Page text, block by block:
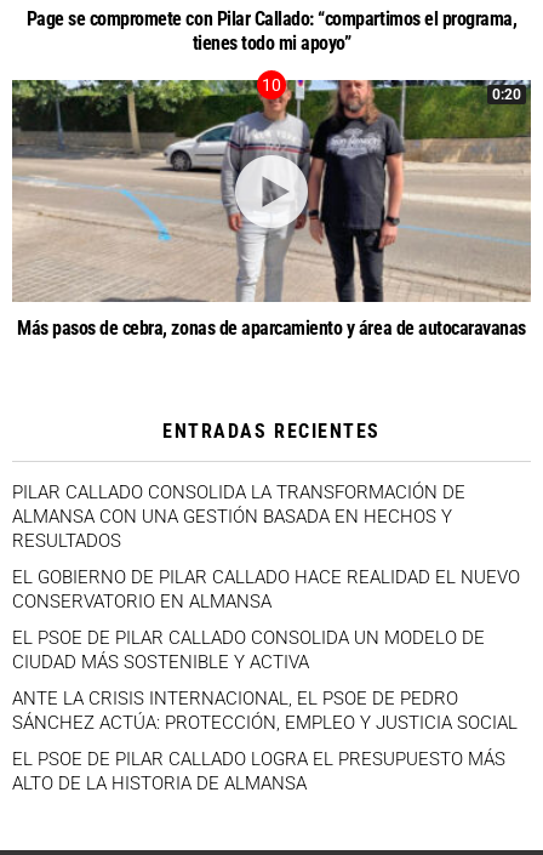
Page se compromete con Pilar Callado: “compartimos el programa,
tienes todo mi apoyo”
0:20
Más pasos de cebra, zonas de aparcamiento y área de autocaravanas
ENTRADAS RECIENTES
PILAR CALLADO CONSOLIDA LA TRANSFORMACIÓN DE
ALMANSA CON UNA GESTIÓN BASADA EN HECHOS Y
RESULTADOS
EL GOBIERNO DE PILAR CALLADO HACE REALIDAD EL NUEVO
CONSERVATORIO EN ALMANSA
EL PSOE DE PILAR CALLADO CONSOLIDA UN MODELO DE
CIUDAD MÁS SOSTENIBLE Y ACTIVA
ANTE LA CRISIS INTERNACIONAL, EL PSOE DE PEDRO
SÁNCHEZ ACTÚA: PROTECCIÓN, EMPLEO Y JUSTICIA SOCIAL
EL PSOE DE PILAR CALLADO LOGRA EL PRESUPUESTO MÁS
ALTO DE LA HISTORIA DE ALMANSA